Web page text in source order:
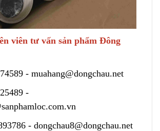
viên tư vấn sản phẩm Đông
- muahang@dongchau.net
-
- dongchau8@dongchau.net